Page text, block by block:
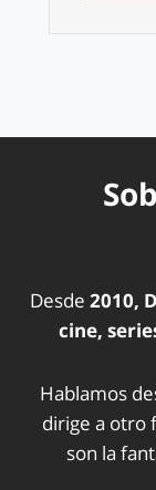
Desde 2010,
cine,
Hablamos
dirige a otro
son la